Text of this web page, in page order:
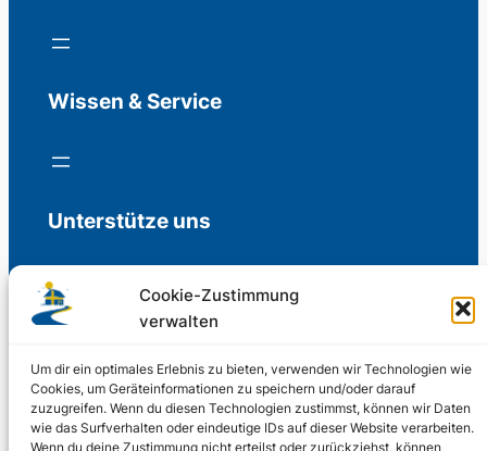
Cookie-Zustimmung
verwalten
Um dir ein optimales Erlebnis zu bieten, verwenden wir Technologien wie
Cookies, um Geräteinformationen zu speichern und/oder darauf
zuzugreifen. Wenn du diesen Technologien zustimmst, können wir Daten
wie das Surfverhalten oder eindeutige IDs auf dieser Website verarbeiten.
Wenn du deine Zustimmung nicht erteilst oder zurückziehst, können
Wissen & Service
Unterstütze uns
Freiwillige Spenden für die Aufrechterhaltung
Support us